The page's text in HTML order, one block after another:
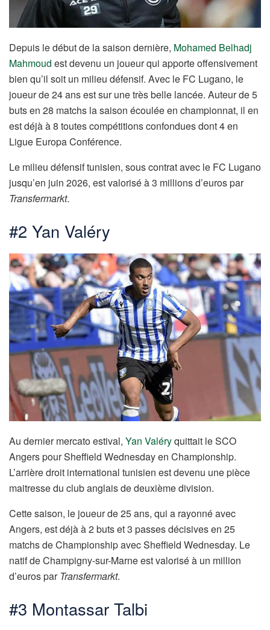
Depuis le début de la saison dernière, Mohamed Belhadj
Mahmoud est devenu un joueur qui apporte offensivement
bien qu’il soit un milieu défensif. Avec le FC Lugano, le
joueur de 24 ans est sur une très belle lancée. Auteur de 5
buts en 28 matchs la saison écoulée en championnat, il en
est déjà à 8 toutes compétitions confondues dont 4 en
Ligue Europa Conférence.
Le milieu défensif tunisien, sous contrat avec le FC Lugano
jusqu’en juin 2026, est valorisé à 3 millions d’euros par
Transfermarkt.
#2 Yan Valéry
Au dernier mercato estival, Yan Valéryquittait le SCO
Angers pour Sheffield Wednesday en Championship.
L’arrière droit international tunisien est devenu une pièce
maitresse du club anglais de deuxième division.
Cette saison, le joueur de 25 ans, qui a rayonné avec
Angers, est déjà à 2 buts et 3 passes décisives en 25
matchs de Championship avec Sheffield Wednesday. Le
natif de Champigny-sur-Marne est valorisé à un million
d’euros par Transfermarkt.
#3 Montassar Talbi